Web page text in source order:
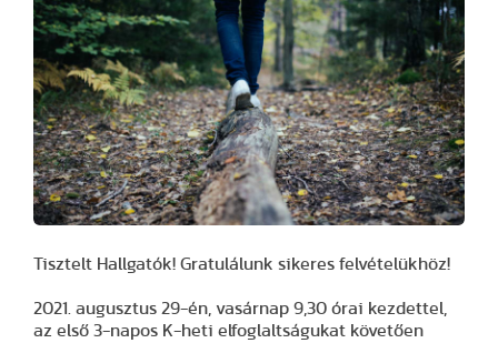
Tisztelt Hallgatók! Gratulálunk sikeres felvételükhöz!
2021. augusztus 29-én, vasárnap 9,30 órai kezdettel,
az első 3-napos K-heti elfoglaltságukat követően